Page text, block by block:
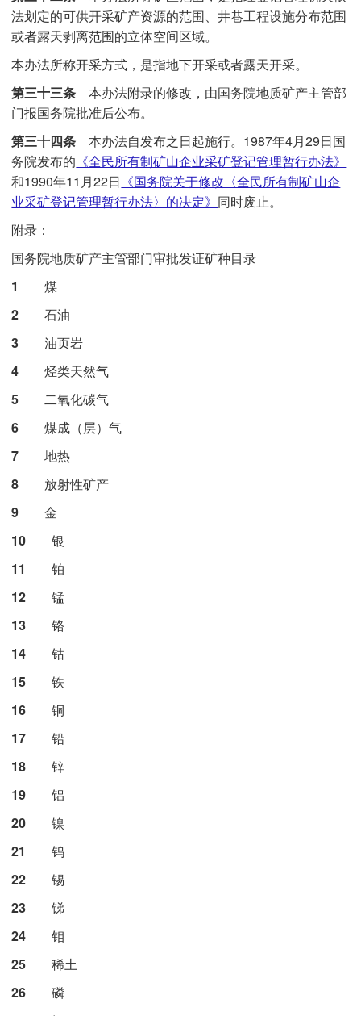
法划定的可供开采矿产资源的范围、井巷工程设施分布范围
或者露天剥离范围的立体空间区域。
本办法所称开采方式，是指地下开采或者露天开采。
第三十三条本办法附录的修改，由国务院地质矿产主管部
门报国务院批准后公布。
第三十四条本办法自发布之日起施行。1987年4月29日国
务院发布的 《全民所有制矿山企业采矿登记管理暂行办法》
和1990年11月22日 《国务院关于修改〈全民所有制矿山企
业采矿登记管理暂行办法〉的决定》 同时废止。
附录：
国务院地质矿产主管部门审批发证矿种目录
1煤
2石油
3油页岩
4烃类天然气
5二氧化碳气
6煤成（层）气
7地热
8 放射性矿产
9金
10银
11铂
12锰
13铬
14钴
15铁
16铜
17铅
18锌
19铝
20镍
21钨
22锡
23锑
24钼
25稀土
26磷